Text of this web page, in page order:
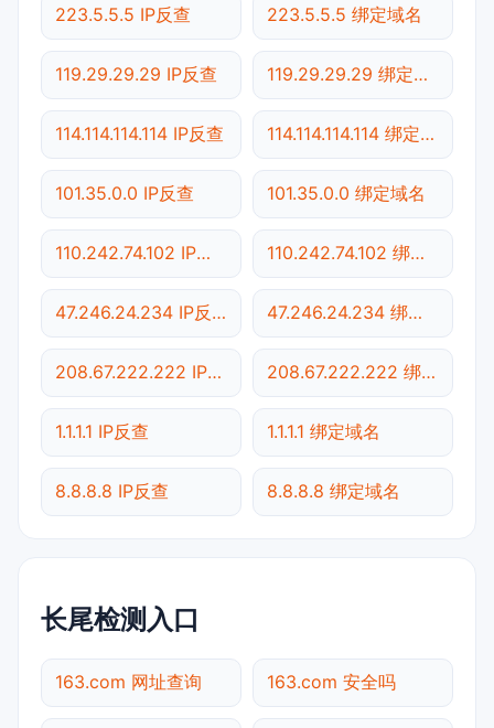
223.5.5.5 IP反查 223.5.5.5 绑定域名
119.29.29.29 IP反查 119.29.29.29 绑定域名
114.114.114.114 IP反查 114.114.114.114 绑定域名
101.35.0.0 IP反查 101.35.0.0 绑定域名
110.242.74.102 IP反查 110.242.74.102 绑定域名
47.246.24.234 IP反查 47.246.24.234 绑定域名
208.67.222.222 IP反查 208.67.222.222 绑定域名
1.1.1.1 IP反查 1.1.1.1 绑定域名
8.8.8.8 IP反查 8.8.8.8 绑定域名
长尾检测入口
163.com 网址查询 163.com 安全吗